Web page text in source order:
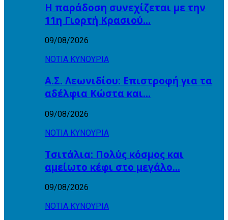
Η παράδοση συνεχίζεται με την
11η Γιορτή Κρασιού…
09/08/2026
ΝΟΤΙΑ ΚΥΝΟΥΡΙΑ
Α.Σ. Λεωνιδίου: Επιστροφή για τα
αδέλφια Κώστα και…
09/08/2026
ΝΟΤΙΑ ΚΥΝΟΥΡΙΑ
Τσιτάλια: Πολύς κόσμος και
αμείωτο κέφι στο μεγάλο…
09/08/2026
ΝΟΤΙΑ ΚΥΝΟΥΡΙΑ